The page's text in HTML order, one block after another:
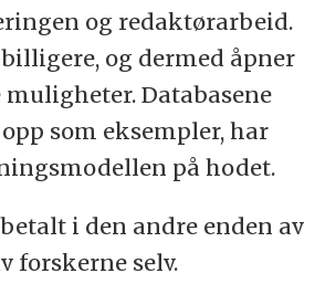
og redaktørarbeid.
og dermed åpner
Databasene
som eksempler, har
på hodet.
i den andre enden av
forskerne selv.